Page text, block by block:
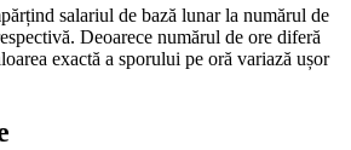
salariul de bază lunar la numărul de
Deoarece numărul de ore diferă
exactă a sporului pe oră variază ușor